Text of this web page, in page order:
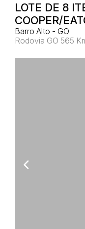
LOTE DE 8
COOPER/
Barro Alto - GO
Rodovia GO 565